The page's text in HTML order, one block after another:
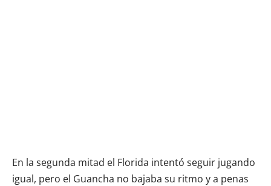
En la segunda mitad el Florida intentó seguir jugando
igual, pero el Guancha no bajaba su ritmo y a penas